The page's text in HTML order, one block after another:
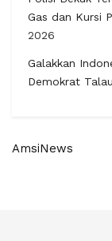
Gas dan Kursi
2026
Galakkan
Demokrat
AmsiNews